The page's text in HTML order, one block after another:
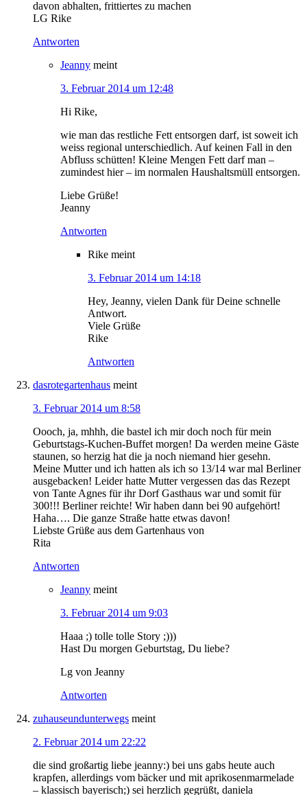
davon abhalten, frittiertes zu machen
LG Rike
Antworten
Jeanny meint
3. Februar 2014 um 12:48
Hi Rike,
wie man das restliche Fett entsorgen darf, ist soweit ich
weiss regional unterschiedlich. Auf keinen Fall in den
Abfluss schütten! Kleine Mengen Fett darf man –
zumindest hier – im normalen Haushaltsmüll entsorgen.
Liebe Grüße!
Jeanny
Antworten
Rike meint
3. Februar 2014 um 14:18
Hey, Jeanny, vielen Dank für Deine schnelle
Antwort.
Viele Grüße
Rike
Antworten
dasrotegartenhaus meint
3. Februar 2014 um 8:58
Oooch, ja, mhhh, die bastel ich mir doch noch für mein
Geburtstags-Kuchen-Buffet morgen! Da werden meine Gäste
staunen, so herzig hat die ja noch niemand hier gesehn.
Meine Mutter und ich hatten als ich so 13/14 war mal Berliner
ausgebacken! Leider hatte Mutter vergessen das das Rezept
von Tante Agnes für ihr Dorf Gasthaus war und somit für
300!!! Berliner reichte! Wir haben dann bei 90 aufgehört!
Haha…. Die ganze Straße hatte etwas davon!
Liebste Grüße aus dem Gartenhaus von
Rita
Antworten
Jeanny meint
3. Februar 2014 um 9:03
Haaa ;) tolle tolle Story ;)))
Hast Du morgen Geburtstag, Du liebe?
Lg von Jeanny
Antworten
zuhauseundunterwegs meint
2. Februar 2014 um 22:22
die sind großartig liebe jeanny:) bei uns gabs heute auch
krapfen, allerdings vom bäcker und mit aprikosenmarmelade
– klassisch bayerisch;) sei herzlich gegrüßt, daniela